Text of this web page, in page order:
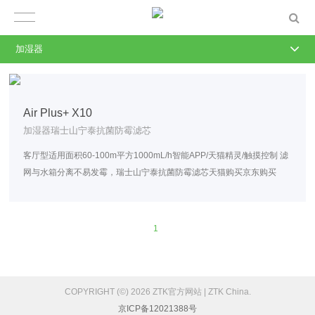
Air Plus+ X10
加湿器瑞士山宁泰抗菌防霉滤芯
客厅型适用面积60-100m平方1000mL/h智能APP/天猫精灵/触摸控制 滤
网与水箱分离不易发霉，瑞士山宁泰抗菌防霉滤芯天猫购买京东购买
1
COPYRIGHT (©) 2026 ZTK官方网站 | ZTK China.
京ICP备12021388号
加湿器